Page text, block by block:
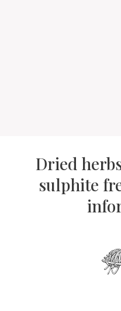
Dried
sulphite